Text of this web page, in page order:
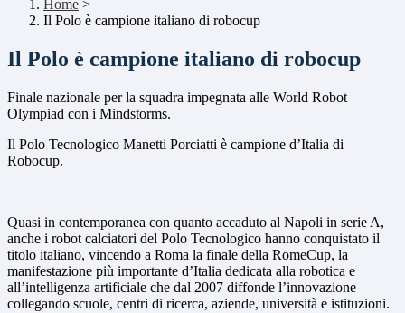
Home >
Il Polo è campione italiano di robocup
Il Polo è campione italiano di robocup
Finale nazionale per la squadra impegnata alle World Robot
Olympiad con i Mindstorms.
Il Polo Tecnologico Manetti Porciatti è campione d’Italia di
Robocup.
Quasi in contemporanea con quanto accaduto al Napoli in serie A,
anche i robot calciatori del Polo Tecnologico hanno conquistato il
titolo italiano, vincendo a Roma la finale della RomeCup, la
manifestazione più importante d’Italia dedicata alla robotica e
all’intelligenza artificiale che dal 2007 diffonde l’innovazione
collegando scuole, centri di ricerca, aziende, università e istituzioni.